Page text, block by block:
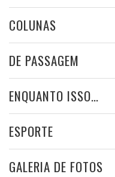
COLUNAS
DE PASSAGEM
ENQUANTO ISSO…
ESPORTE
GALERIA DE FOTOS